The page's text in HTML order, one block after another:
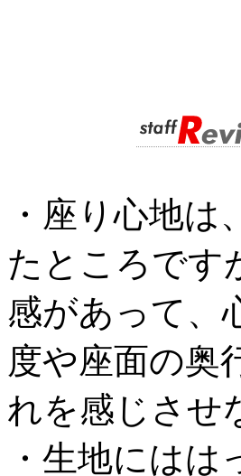
・座り心地
たところです
感があって、
度や座面の奥
れを感じさせ
・生地には